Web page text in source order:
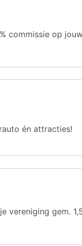
commissie op
én attracties!
vereniging gem.